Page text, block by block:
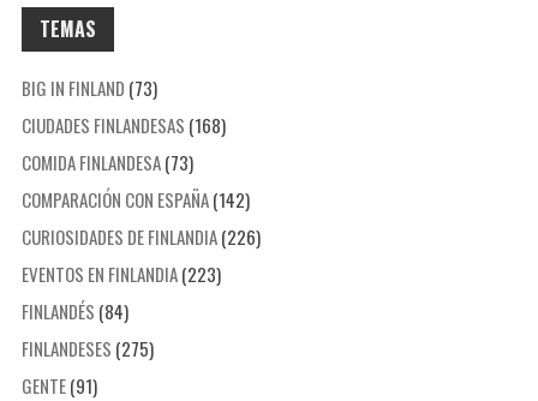
TEMAS
BIG IN FINLAND (73)
CIUDADES FINLANDESAS (168)
COMIDA FINLANDESA(73)
COMPARACIÓN CON ESPAÑA(142)
CURIOSIDADES DE FINLANDIA(226)
EVENTOS EN FINLANDIA(223)
FINLANDÉS (84)
FINLANDESES (275)
GENTE(91)